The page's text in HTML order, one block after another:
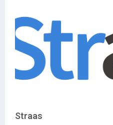
Straas